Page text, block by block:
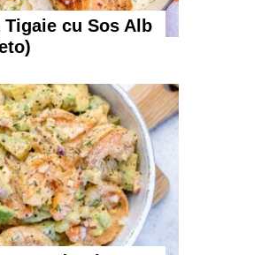
Tigaie cu Sos Alb